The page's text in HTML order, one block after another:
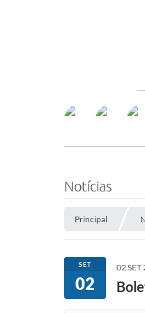
SEMED
Processo de
Concursos e
Notícias
Principal
SET
02
02 SET